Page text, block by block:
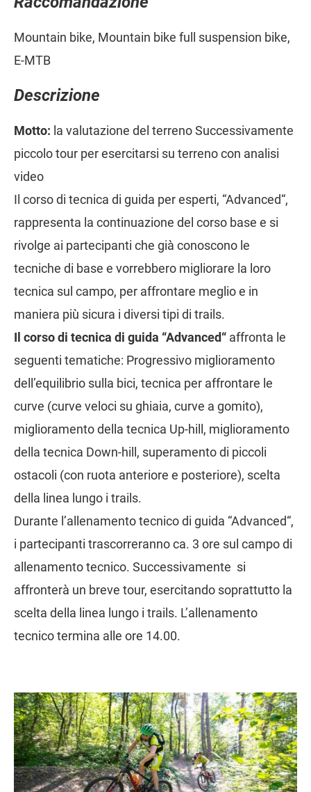
Mountain bike, Mountain bike full suspension bike,
E-MTB
Descrizione
Motto: la valutazione del terreno Successivamente
piccolo tour per esercitarsi su terreno con analisi
video
Il corso di tecnica di guida per esperti, “Advanced“,
rappresenta la continuazione del corso base e si
rivolge ai partecipanti che già conoscono le
tecniche di base e vorrebbero migliorare la loro
tecnica sul campo, per affrontare meglio e in
maniera più sicura i diversi tipi di trails.
Il corso di tecnica di guida “Advanced“ affronta le
seguenti tematiche: Progressivo miglioramento
dell’equilibrio sulla bici, tecnica per affrontare le
curve (curve veloci su ghiaia, curve a gomito),
miglioramento della tecnica Up-hill, miglioramento
della tecnica Down-hill, superamento di piccoli
ostacoli (con ruota anteriore e posteriore), scelta
della linea lungo i trails.
Durante l’allenamento tecnico di guida “Advanced“,
i partecipanti trascorreranno ca. 3 ore sul campo di
allenamento tecnico. Successivamente si
affronterà un breve tour, esercitando soprattutto la
scelta della linea lungo i trails. L’allenamento
tecnico termina alle ore 14.00.